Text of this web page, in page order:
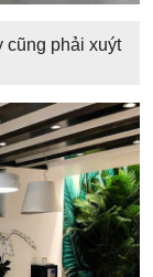
cũng phải xuýt